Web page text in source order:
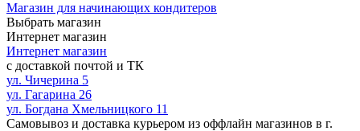
Магазин для начинающих кондитеров
Выбрать магазин
Интернет магазин
Интернет магазин
с доставкой почтой и ТК
ул. Чичерина 5
ул. Гагарина 26
ул. Богдана Хмельницкого 11
Самовывоз и доставка курьером из оффлайн магазинов в г.